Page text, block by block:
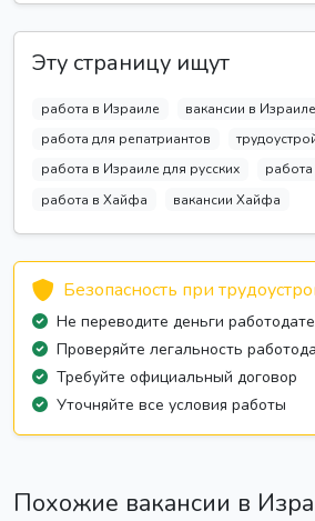
Эту страницу ищут
работа в Израиле
вакансии в Израиле
работа для репатриантов
работа в Израиле для русских
работа в Хайфа
вакансии Хайфа
Безопасность при
Не переводите деньги
Проверяйте легальность
Требуйте официальный договор
Уточняйте все условия работы
Похожие вакансии в